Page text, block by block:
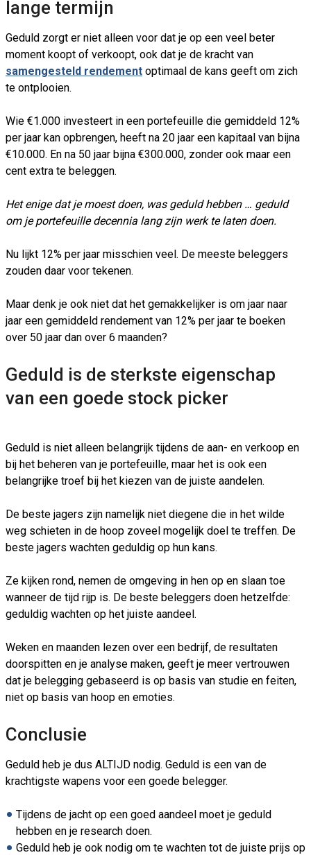
lange termijn
Geduld zorgt er niet alleen voor dat je op een veel beter
moment koopt of verkoopt, ook dat je de kracht van
samengesteld rendement optimaal de kans geeft om zich
te ontplooien.
Wie €1.000 investeert in een portefeuille die gemiddeld 12%
per jaar kan opbrengen, heeft na 20 jaar een kapitaal van bijna
€10.000. En na 50 jaar bijna €300.000, zonder ook maar een
cent extra te beleggen.
Het enige dat je moest doen, was geduld hebben … geduld
om je portefeuille decennia lang zijn werk te laten doen.
Nu lijkt 12% per jaar misschien veel. De meeste beleggers
zouden daar voor tekenen.
Maar denk je ook niet dat het gemakkelijker is om jaar naar
jaar een gemiddeld rendement van 12% per jaar te boeken
over 50 jaar dan over 6 maanden?
Geduld is de sterkste eigenschap
van een goede stock picker
Geduld is niet alleen belangrijk tijdens de aan- en verkoop en
bij het beheren van je portefeuille, maar het is ook een
belangrijke troef bij het kiezen van de juiste aandelen.
De beste jagers zijn namelijk niet diegene die in het wilde
weg schieten in de hoop zoveel mogelijk doel te treffen. De
beste jagers wachten geduldig op hun kans.
Ze kijken rond, nemen de omgeving in hen op en slaan toe
wanneer de tijd rijp is. De beste beleggers doen hetzelfde:
geduldig wachten op het juiste aandeel.
Weken en maanden lezen over een bedrijf, de resultaten
doorspitten en je analyse maken, geeft je meer vertrouwen
dat je belegging gebaseerd is op basis van studie en feiten,
niet op basis van hoop en emoties.
Conclusie
Geduld heb je dus ALTIJD nodig. Geduld is een van de
krachtigste wapens voor een goede belegger.
Tijdens de jacht op een goed aandeel moet je geduld
hebben en je research doen.
Geduld heb je ook nodig om te wachten tot de juiste prijs op